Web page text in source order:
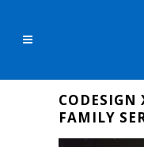
CODESIGN
FAMILY